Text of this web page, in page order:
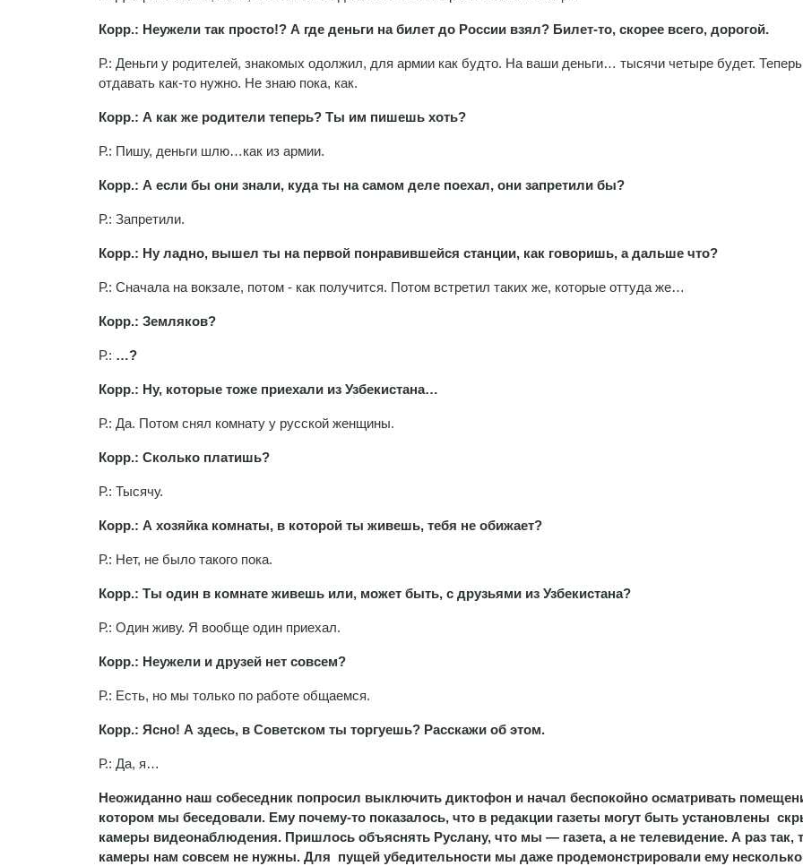
Корр.: Неужели так просто!? А где деньги на билет до России взял? Билет-то, скорее всего, дорогой.
Р.: Деньги у родителей, знакомых одолжил, для армии как будто. На ваши деньги… тысячи четыре будет.
отдавать как-то нужно. Не знаю пока, как.
Корр.: А как же родители теперь? Ты им пишешь хоть?
Р.: Пишу, деньги шлю…как из армии.
Корр.: А если бы они знали, куда ты на самом деле поехал, они запретили бы?
Р.: Запретили.
Корр.: Ну ладно, вышел ты на первой понравившейся станции, как говоришь, а дальше что?
Р.: Сначала на вокзале, потом - как получится. Потом встретил таких же, которые оттуда же…
Корр.: Земляков?
Р.: …?
Корр.: Ну, которые тоже приехали из Узбекистана…
Р.: Да. Потом снял комнату у русской женщины.
Корр.: Сколько платишь?
Р.: Тысячу.
Корр.: А хозяйка комнаты, в которой ты живешь, тебя не обижает?
Р.: Нет, не было такого пока.
Корр.: Ты один в комнате живешь или, может быть, с друзьями из Узбекистана?
Р.: Один живу. Я вообще один приехал.
Корр.: Неужели и друзей нет совсем?
Р.: Есть, но мы только по работе общаемся.
Корр.: Ясно! А здесь, в Советском ты торгуешь? Расскажи об этом.
Р.: Да, я…
Неожиданно наш собеседник попросил выключить диктофон и начал беспокойно осматривать
котором мы беседовали. Ему почему-то показалось, что в редакции газеты могут быть установлены
камеры видеонаблюдения. Пришлось объяснять Руслану, что мы — газета, а не телевидение. А раз так,
камеры нам совсем не нужны. Для пущей убедительности мы даже продемонстрировали ему несколько